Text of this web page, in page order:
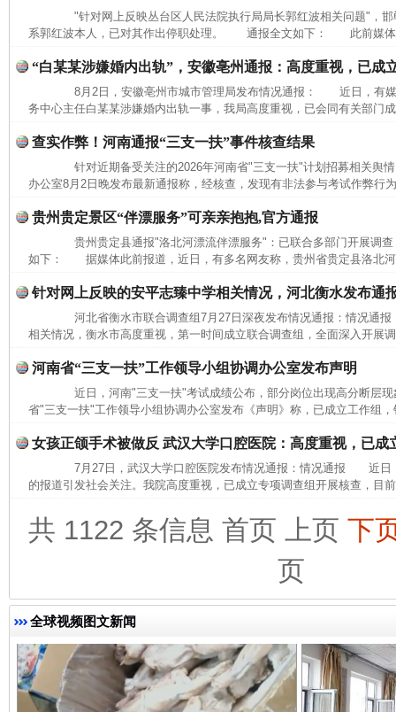
"针对网上反映丛台区人民法院执行局局长郭红波相关问题"，邯
系郭红波本人，已对其作出停职处理。 通报全文如下： 此前媒体
“白某某涉嫌婚内出轨”，安徽亳州通报：高度重视，已成
8月2日，安徽亳州市城市管理局发布情况通报： 近日，有媒
务中心主任白某某涉嫌婚内出轨一事，我局高度重视，已会同有关部门
查实作弊！河南通报“三支一扶”事件核查结果
针对近期备受关注的2026年河南省"三支一扶"计划招募相关舆
办公室8月2日晚发布最新通报称，经核查，发现有非法参与考试作弊行
贵州贵定景区“伴漂服务”可亲亲抱抱,官方通报
贵州贵定县通报"洛北河漂流伴漂服务"：已联合多部门开展调查
如下： 据媒体此前报道，近日，有多名网友称，贵州省贵定县洛北
针对网上反映的安平志臻中学相关情况，河北衡水发布通
河北省衡水市联合调查组7月27日深夜发布情况通报：情况通
相关情况，衡水市高度重视，第一时间成立联合调查组，全面深入开展
河南省“三支一扶”工作领导小组协调办公室发布声明
近日，河南"三支一扶"考试成绩公布，部分岗位出现高分断层现
省"三支一扶"工作领导小组协调办公室发布《声明》称，已成立工作组
女孩正颌手术被做反 武汉大学口腔医院：高度重视，已成
7月27日，武汉大学口腔医院发布情况通报：情况通报 近日
的报道引发社会关注。我院高度重视，已成立专项调查组开展核查，目
共 1122 条信息 首页 上页 下
页
全球视频图文新闻